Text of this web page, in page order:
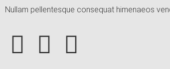
Nullam pellentesque consequat himenaeos